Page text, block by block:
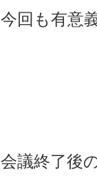
今回も有意
会議終了後